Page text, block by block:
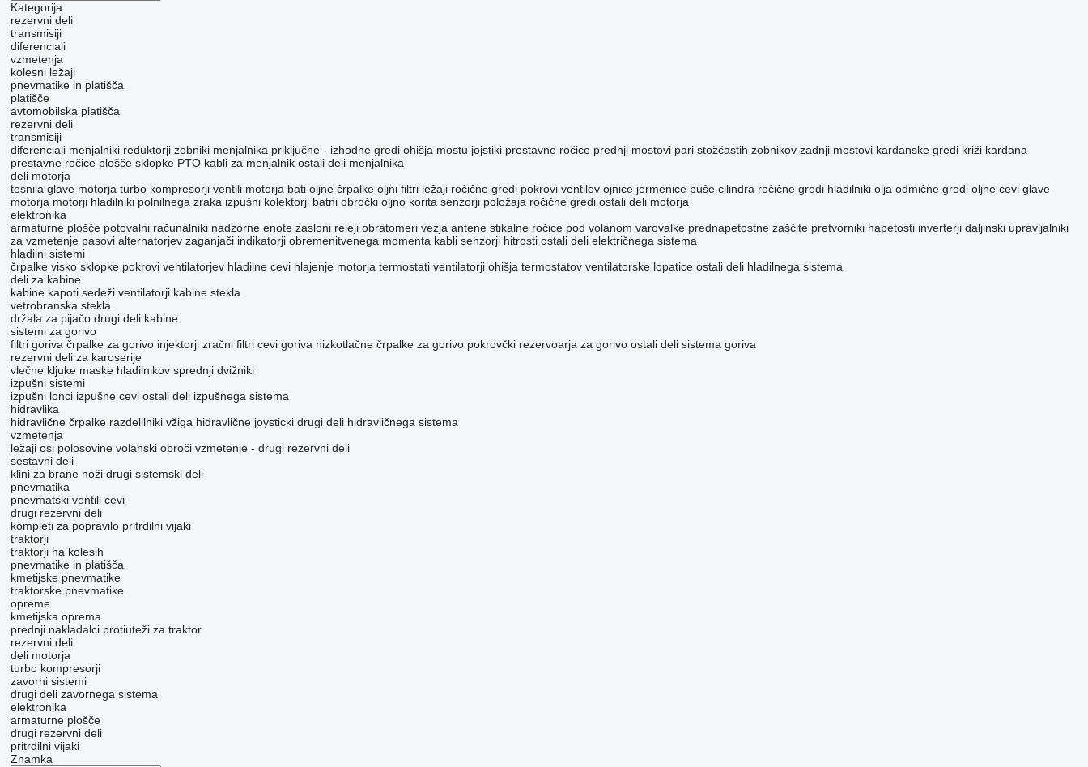
Kategorija
rezervni deli
transmisiji
diferenciali
vzmetenja
kolesni ležaji
pnevmatike in platišča
platišče
avtomobilska platišča
rezervni deli
transmisiji
diferenciali menjalniki reduktorji zobniki menjalnika priključne - izhodne gredi ohišja mostu jojstiki prestavne ročice prednji mostovi pari stožčastih zobnikov zadnji mostovi kardanske gredi križi kardana
prestavne ročice plošče sklopke PTO kabli za menjalnik ostali deli menjalnika
deli motorja
tesnila glave motorja turbo kompresorji ventili motorja bati oljne črpalke oljni filtri ležaji ročične gredi pokrovi ventilov ojnice jermenice puše cilindra ročične gredi hladilniki olja odmične gredi oljne cevi glave
motorja motorji hladilniki polnilnega zraka izpušni kolektorji batni obročki oljno korita senzorji položaja ročične gredi ostali deli motorja
elektronika
armaturne plošče potovalni računalniki nadzorne enote zasloni releji obratomeri vezja antene stikalne ročice pod volanom varovalke prednapetostne zaščite pretvorniki napetosti inverterji daljinski upravljalniki
za vzmetenje pasovi alternatorjev zaganjači indikatorji obremenitvenega momenta kabli senzorji hitrosti ostali deli električnega sistema
hladilni sistemi
črpalke visko sklopke pokrovi ventilatorjev hladilne cevi hlajenje motorja termostati ventilatorji ohišja termostatov ventilatorske lopatice ostali deli hladilnega sistema
deli za kabine
kabine kapoti sedeži ventilatorji kabine stekla
vetrobranska stekla
držala za pijačo drugi deli kabine
sistemi za gorivo
filtri goriva črpalke za gorivo injektorji zračni filtri cevi goriva nizkotlačne črpalke za gorivo pokrovčki rezervoarja za gorivo ostali deli sistema goriva
rezervni deli za karoserije
vlečne kljuke maske hladilnikov sprednji dvižniki
izpušni sistemi
izpušni lonci izpušne cevi ostali deli izpušnega sistema
hidravlika
hidravlične črpalke razdelilniki vžiga hidravlične joysticki drugi deli hidravličnega sistema
vzmetenja
ležaji osi polosovine volanski obroči vzmetenje - drugi rezervni deli
sestavni deli
klini za brane noži drugi sistemski deli
pnevmatika
pnevmatski ventili cevi
drugi rezervni deli
kompleti za popravilo pritrdilni vijaki
traktorji
traktorji na kolesih
pnevmatike in platišča
kmetijske pnevmatike
traktorske pnevmatike
opreme
kmetijska oprema
prednji nakladalci protiuteži za traktor
rezervni deli
deli motorja
turbo kompresorji
zavorni sistemi
drugi deli zavornega sistema
elektronika
armaturne plošče
drugi rezervni deli
pritrdilni vijaki
Znamka